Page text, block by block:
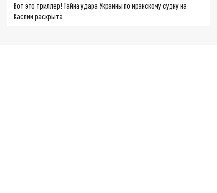
Вот это триллер! Тайна удара Украины по иранскому судну на
Каспии раскрыта